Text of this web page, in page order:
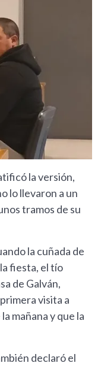
la versión,
lo llevaron a un
tramos de su
la cuñada de
fiesta, el tío
de Galván,
visita a
mañana y que la
declaró el